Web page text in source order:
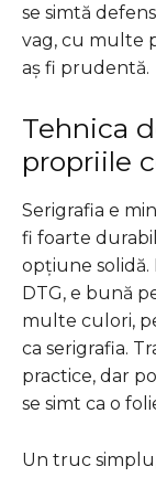
se simtă
vag, cu multe
aș fi prudentă.
Tehnica
propriile
Serigrafia e
fi foarte
opțiune
DTG, e bună
multe culori,
ca serigrafia.
practice, dar
se simt ca o
Un truc